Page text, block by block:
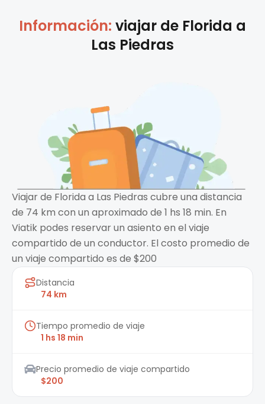
Información: viajar de Florida a
Las Piedras
Viajar de Florida a Las Piedras cubre una distancia
de 74 km con un aproximado de 1 hs 18 min. En
Viatik podes reservar un asiento en el viaje
compartido de un conductor. El costo promedio de
un viaje compartido es de $200
Distancia
74 km
Tiempo promedio de viaje
1 hs 18 min
Precio promedio de viaje compartido
$200